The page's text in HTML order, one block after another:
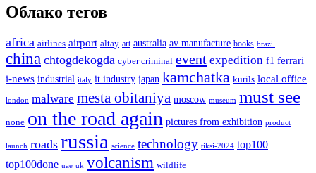
Облако тегов
africa airlines airport altay art australia av manufacture books brazil
china chtogdekogda cyber criminal event expedition f1 ferrari
i-news industrial italy it industry japan kamchatka kurils local office
london malware mesta obitaniya moscow museum must see
none on the road again pictures from exhibition product
launch roads russia science technology tiksi-2024 top100
top100done uae uk volcanism wildlife